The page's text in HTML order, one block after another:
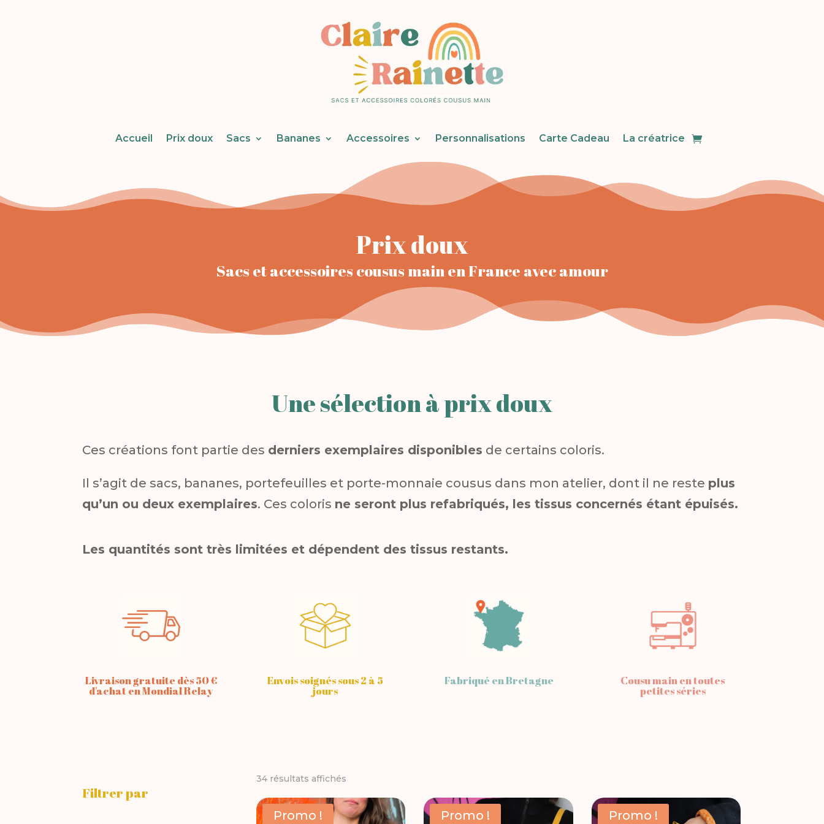
Accueil Prix doux Sacs Bananes Accessoires Personnalisations Carte Cadeau La créatrice
Prix doux
Sacs et accessoires cousus main en France avec amour
Une sélection à prix doux
Ces créations font partie des derniers exemplaires disponibles de certains coloris.
Il s’agit de sacs, bananes, portefeuilles et porte-monnaie cousus dans mon atelier, dont il ne reste plus
qu’un ou deux exemplaires. Ces coloris ne seront plus refabriqués, les tissus concernés étant épuisés.
Les quantités sont très limitées et dépendent des tissus restants.
Livraison gratuite dès 50 €
d'achat en Mondial Relay
Envois soignés sous 2 à 5
jours
Fabriqué en Bretagne Cousu main en toutes
petites séries
Filtrer par
34 résultats affichésTrié
du
plus
Promo ! Promo ! Promo !